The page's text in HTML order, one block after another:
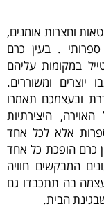
וחצרות אומנים,
ספרותי . בעין כרם
במקומות עליהם
ומשוררים.
ובעצמכם תאמרו
היצירתיות
אלא לכל אחד
כרם הופכת כל אחד
המבקשים חוויה
עצמה בה תתכבדו גם
הבית.